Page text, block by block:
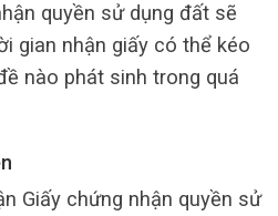
quyền sử dụng đất sẽ
gian nhận giấy có thể kéo
nào phát sinh trong quá
Giấy chứng nhận quyền sử